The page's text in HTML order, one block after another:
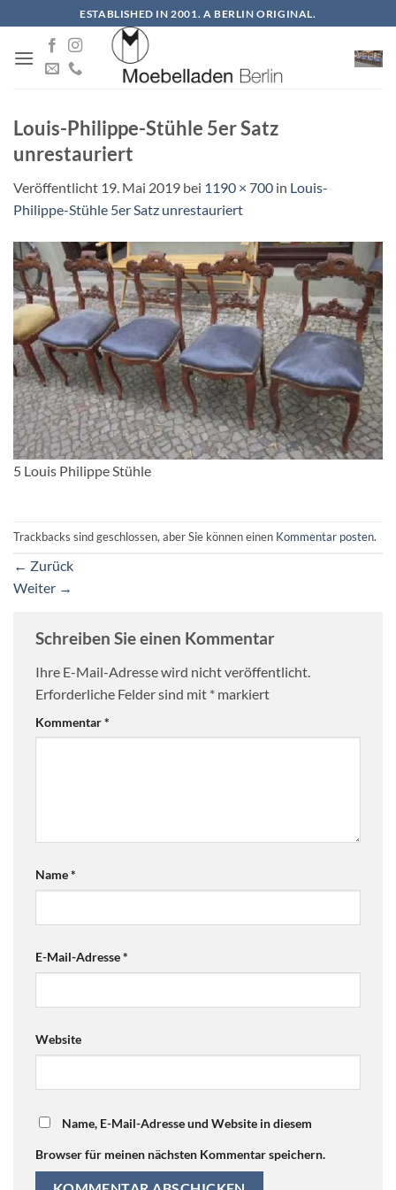
Inhalt
springen
ESTABLISHED IN 2001. A BERLIN ORIGINAL.
Louis-Philippe-Stühle 5er Satz
unrestauriert
Veröffentlicht 19. Mai 2019 bei 1190 × 700 in Louis-
Philippe-Stühle 5er Satz unrestauriert
5 Louis Philippe Stühle
Trackbacks sind geschlossen, aber Sie können einen Kommentar posten.
← Zurück
Weiter →
Schreiben Sie einen Kommentar
Ihre E-Mail-Adresse wird nicht veröffentlicht.
Erforderliche Felder sind mit * markiert
Kommentar*
Name*
E-Mail-Adresse*
Website
Name, E-Mail-Adresse und Website in diesem
Browser für meinen nächsten Kommentar speichern.